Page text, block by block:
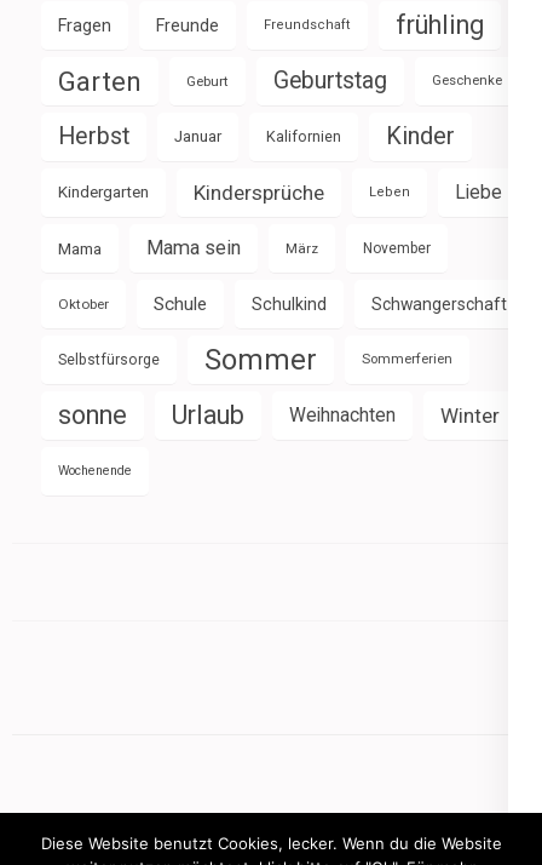
Fragen Freunde Freundschaft frühling
Garten Geburt Geburtstag Geschenke
Herbst Januar Kalifornien Kinder
Kindergarten Kindersprüche Leben Liebe
Mama Mama sein März November
Oktober Schule Schulkind Schwangerschaft
Selbstfürsorge Sommer Sommerferien
sonne Urlaub Weihnachten Winter
Wochenende
Diese Website benutzt Cookies, lecker. Wenn du die Website